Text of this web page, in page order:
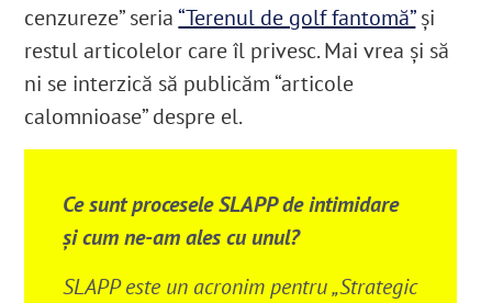
cenzureze” seria“Terenul de golf fantomă”și
restul articolelor care îl privesc. Mai vrea și să
ni se interzică să publicăm “articole
calomnioase” despre el.
Ce sunt procesele SLAPP de intimidare
și cum ne-am ales cu unul?
SLAPP este un acronim pentru „Strategic